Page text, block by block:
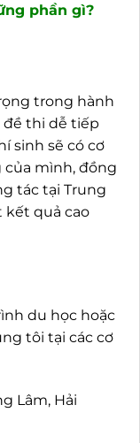
phần gì?
trong hành
đề thi dễ tiếp
sinh sẽ có cơ
mình, đồng
tác tại Trung
kết quả cao
du học hoặc
tôi tại các cơ
Lâm, Hải